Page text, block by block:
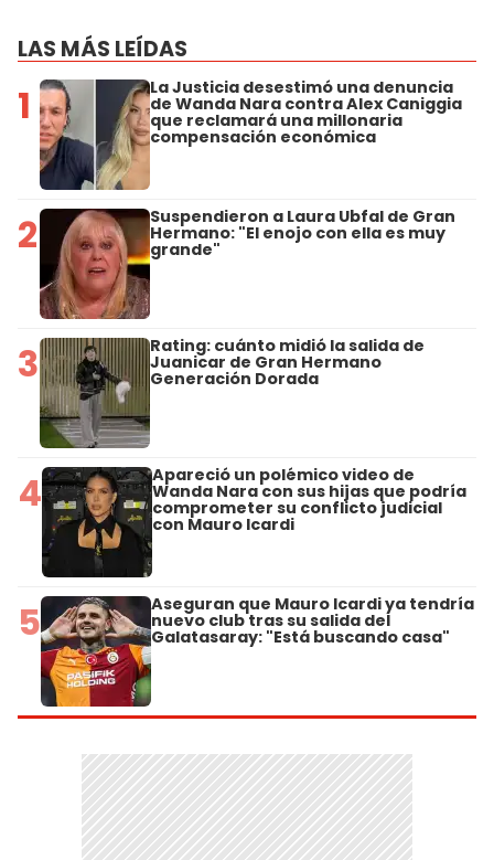
LAS MÁS LEÍDAS
1 La Justicia desestimó una denuncia
de Wanda Nara contra Alex Caniggia
que reclamará una millonaria
compensación económica
2 Suspendieron a Laura Ubfal de Gran
Hermano: "El enojo con ella es muy
grande"
3 Rating: cuánto midió la salida de
Juanicar de Gran Hermano
Generación Dorada
4 Apareció un polémico video de
Wanda Nara con sus hijas que podría
comprometer su conflicto judicial
con Mauro Icardi
5 Aseguran que Mauro Icardi ya tendría
nuevo club tras su salida del
Galatasaray: "Está buscando casa"